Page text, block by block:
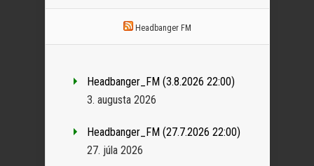
Headbanger FM
Headbanger_FM (3.8.2026 22:00)
3. augusta 2026
Headbanger_FM (27.7.2026 22:00)
27. júla 2026